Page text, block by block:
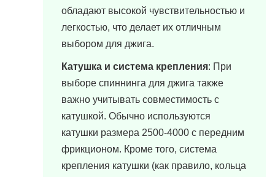
обладают высокой чувствительностью и
легкостью, что делает их отличным
выбором для джига.
Катушка и система крепления: При
выборе спиннинга для джига также
важно учитывать совместимость с
катушкой. Обычно используются
катушки размера 2500-4000 с передним
фрикционом. Кроме того, система
крепления катушки (как правило, кольца